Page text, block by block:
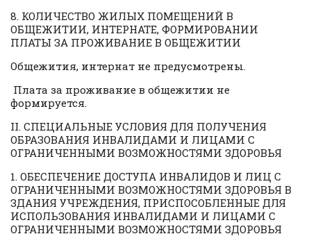
8. КОЛИЧЕСТВО ЖИЛЫХ ПОМЕЩЕНИЙ В
ОБЩЕЖИТИИ, ИНТЕРНАТЕ, ФОРМИРОВАНИИ
ПЛАТЫ ЗА ПРОЖИВАНИЕ В ОБЩЕЖИТИИ
Общежития, интернат не предусмотрены.
Плата за проживание в общежитии не
формируется.
II. СПЕЦИАЛЬНЫЕ УСЛОВИЯ ДЛЯ ПОЛУЧЕНИЯ
ОБРАЗОВАНИЯ ИНВАЛИДАМИ И ЛИЦАМИ С
ОГРАНИЧЕННЫМИ ВОЗМОЖНОСТЯМИ ЗДОРОВЬЯ
1. ОБЕСПЕЧЕНИЕ ДОСТУПА ИНВАЛИДОВ И ЛИЦ С
ОГРАНИЧЕННЫМИ ВОЗМОЖНОСТЯМИ ЗДОРОВЬЯ В
ЗДАНИЯ УЧРЕЖДЕНИЯ, ПРИСПОСОБЛЕННЫЕ ДЛЯ
ИСПОЛЬЗОВАНИЯ ИНВАЛИДАМИ И ЛИЦАМИ С
ОГРАНИЧЕННЫМИ ВОЗМОЖНОСТЯМИ ЗДОРОВЬЯ